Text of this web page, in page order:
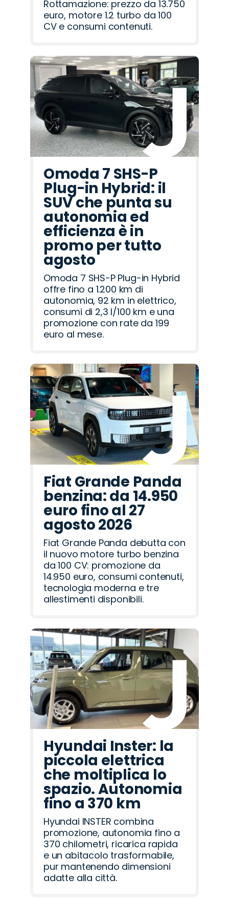
Rottamazione: prezzo da 13.750
euro, motore 1.2 turbo da 100
CV e consumi contenuti.
Omoda 7 SHS-P
Plug-in Hybrid: il
SUV che punta su
autonomia ed
efficienza è in
promo per tutto
agosto
Omoda 7 SHS-P Plug-in Hybrid
offre fino a 1.200 km di
autonomia, 92 km in elettrico,
consumi di 2,3 l/100 km e una
promozione con rate da 199
euro al mese.
Fiat Grande Panda
benzina: da 14.950
euro fino al 27
agosto 2026
Fiat Grande Panda debutta con
il nuovo motore turbo benzina
da 100 CV: promozione da
14.950 euro, consumi contenuti,
tecnologia moderna e tre
allestimenti disponibili.
Hyundai Inster: la
piccola elettrica
che moltiplica lo
spazio. Autonomia
fino a 370 km
Hyundai INSTER combina
promozione, autonomia fino a
370 chilometri, ricarica rapida
e un abitacolo trasformabile,
pur mantenendo dimensioni
adatte alla città.